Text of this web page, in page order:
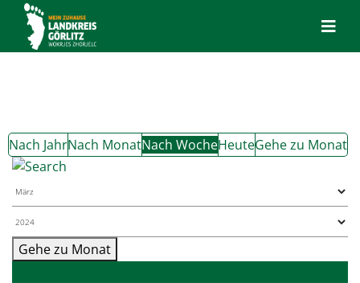
Nach JahrNach MonatNach WocheHeuteGehe zu Monat
Gehe zu Monat